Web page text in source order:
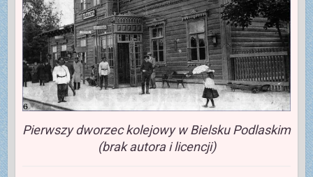
Pierwszy dworzec kolejowy w Bielsku Podlaskim
(brak autora i licencji)